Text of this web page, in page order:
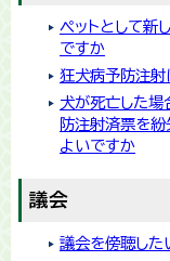
ペットとして新
ですか
狂犬病予防注
犬が死亡した場
防注射済票を紛
よいですか
議会
議会を傍聴した